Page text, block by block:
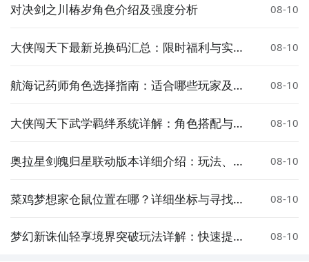
对决剑之川椿岁角色介绍及强度分析 08-10
大侠闯天下最新兑换码汇总：限时福利与实用
08-10
航海记药师角色选择指南：适合哪些玩家及推
08-10
大侠闯天下武学羁绊系统详解：角色搭配与技
08-10
奥拉星剑魄归星联动版本详细介绍：玩法、角
08-10
菜鸡梦想家仓鼠位置在哪？详细坐标与寻找攻
08-10
梦幻新诛仙轻享境界突破玩法详解：快速提升
08-10